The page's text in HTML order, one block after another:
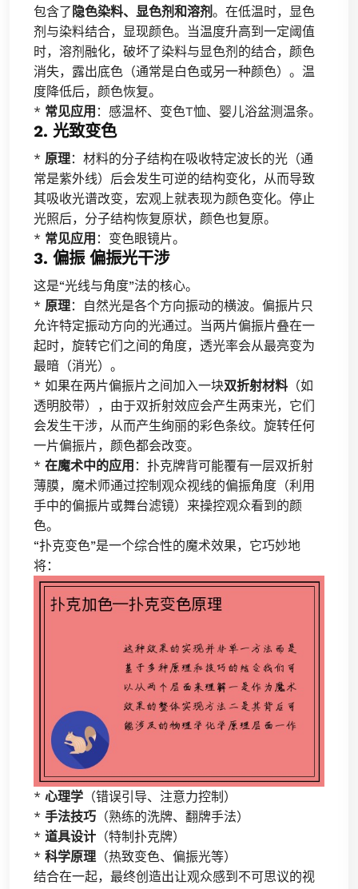
包含了 隐色染料、显色剂和溶剂。在低温时，显色
剂与染料结合，显现颜色。当温度升高到一定阈值
时，溶剂融化，破坏了染料与显色剂的结合，颜色
消失，露出底色（通常是白色或另一种颜色）。温
度降低后，颜色恢复。
* 常见应用 ：感温杯、变色T恤、婴儿浴盆测温条。
2. 光致变色
* 原理：材料的分子结构在吸收特定波长的光（通
常是紫外线）后会发生可逆的结构变化，从而导致
其吸收光谱改变，宏观上就表现为颜色变化。停止
光照后，分子结构恢复原状，颜色也复原。
* 常见应用 ：变色眼镜片。
3. 偏振 偏振光干涉
这是“光线与角度”法的核心。
* 原理：自然光是各个方向振动的横波。偏振片只
允许特定振动方向的光通过。当两片偏振片叠在一
起时，旋转它们之间的角度，透光率会从最亮变为
最暗（消光）。
* 如果在两片偏振片之间加入一块双折射材料 （如
透明胶带），由于双折射效应会产生两束光，它们
会发生干涉，从而产生绚丽的彩色条纹。旋转任何
一片偏振片，颜色都会改变。
* 在魔术中的应用 ：扑克牌背可能覆有一层双折射
薄膜，魔术师通过控制观众视线的偏振角度（利用
手中的偏振片或舞台滤镜）来操控观众看到的颜
色。
“扑克变色”是一个综合性的魔术效果，它巧妙地
将：
* 心理学 （错误引导、注意力控制）
* 手法技巧 （熟练的洗牌、翻牌手法）
* 道具设计 （特制扑克牌）
* 科学原理 （热致变色、偏振光等）
结合在一起，最终创造出让观众感到不可思议的视